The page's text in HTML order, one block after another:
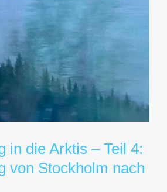
in die Arktis – Teil 4:
von Stockholm nach